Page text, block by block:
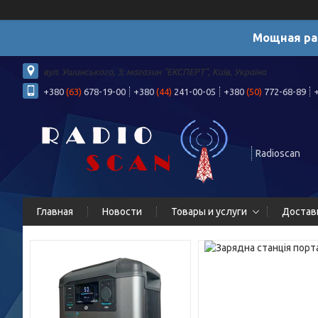
Мощная
вул. Ушинського, 3; магазин "ЕКСПЕРТ", Київ, Україна
+380 (63) 678-19-00 +380 (44) 241-00-05 +380 (50) 772-68-89
Radioscan
Главная Новости Товары и услуги